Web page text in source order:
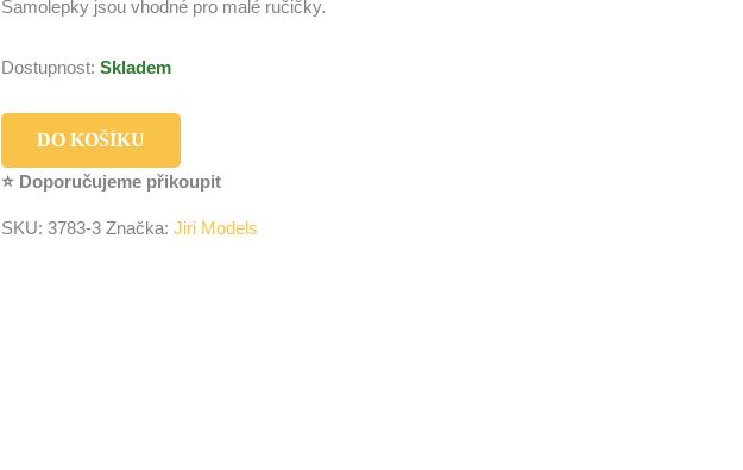
Samolepky jsou vhodné pro malé ručičky.
Dostupnost: Skladem
DO KOŠÍKU
⭐ Doporučujeme přikoupit
SKU: 3783-3 Značka: Jiri Models